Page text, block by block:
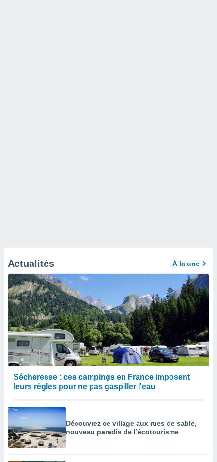
Actualités À la une
Sécheresse : ces campings en France imposent
leurs règles pour ne pas gaspiller l'eau
Découvrez ce village aux rues de sable,
nouveau paradis de l’écotourisme